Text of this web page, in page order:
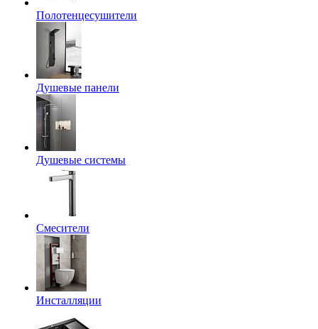
Полотенцесушители
Душевые панели
Душевые системы
Смесители
Инсталляции